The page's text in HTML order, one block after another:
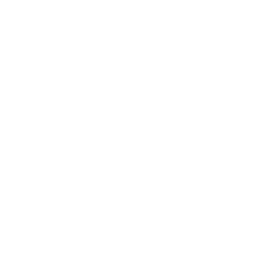
szív
önmagát egy szívroham